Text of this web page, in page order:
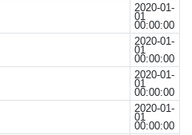
2020-01-
01
00:00:00
2020-01-
01
00:00:00
2020-01-
01
00:00:00
2020-01-
01
00:00:00